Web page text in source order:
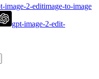
image-2-editimage-to-image
gpt-image-2-edit-